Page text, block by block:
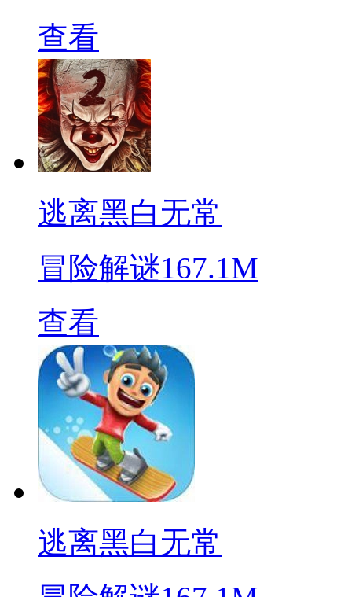
查看
逃离黑白无常
冒险解谜167.1M
查看
逃离黑白无常